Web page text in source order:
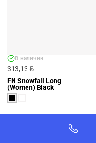
313,13 BYN
В наличии
FN Snowfall Long
(Women) Black